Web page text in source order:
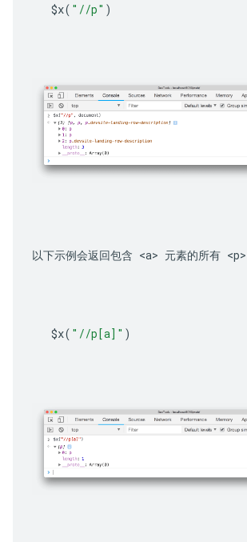
$x( "//p" )
以下示例会返回包含 <a> 元素的所有 <p>
$x( "//p[a]" )